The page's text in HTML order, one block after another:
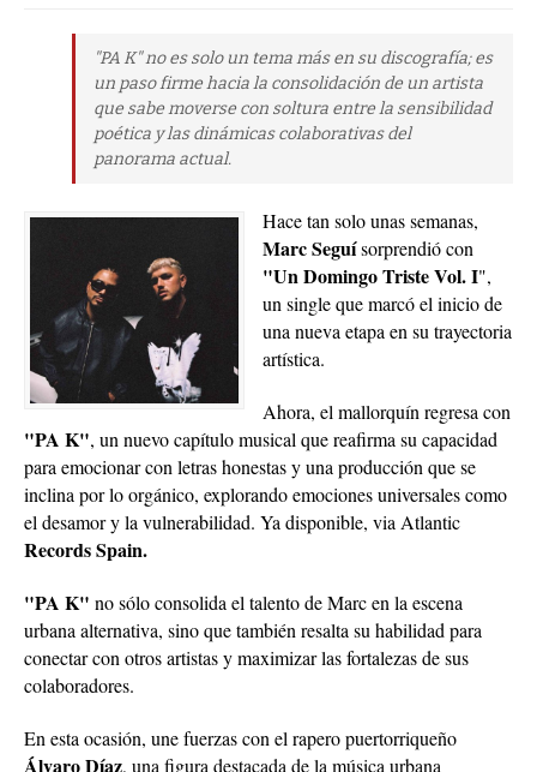
"PA K" no es solo un tema más en su discografía; es
un paso firme hacia la consolidación de un artista
que sabe moverse con soltura entre la sensibilidad
poética y las dinámicas colaborativas del
panorama actual.
Hace tan solo unas semanas,
Marc Seguísorprendió con
"Un Domingo Triste Vol. I",
un single que marcó el inicio de
una nueva etapa en su trayectoria
artística.
Ahora, el mallorquín regresa con
"PA K", un nuevo capítulo musical que reafirma su capacidad
para emocionar con letras honestas y una producción que se
inclina por lo orgánico, explorando emociones universales como
el desamor y la vulnerabilidad. Ya disponible, via Atlantic
Records Spain.
"PA K" no sólo consolida el talento de Marc en la escena
urbana alternativa, sino que también resalta su habilidad para
conectar con otros artistas y maximizar las fortalezas de sus
colaboradores.
En esta ocasión, une fuerzas con el rapero puertorriqueño
Álvaro Díaz, una figura destacada de la música urbana